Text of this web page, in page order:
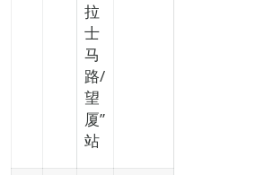
拉
士
马
路/
望
厦”
站